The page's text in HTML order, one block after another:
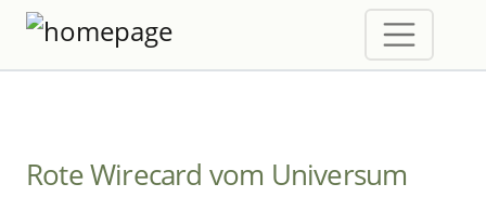
Rote Wirecard vom Universum